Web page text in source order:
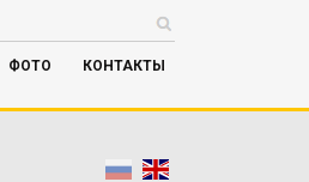
ФОТО КОНТАКТЫ